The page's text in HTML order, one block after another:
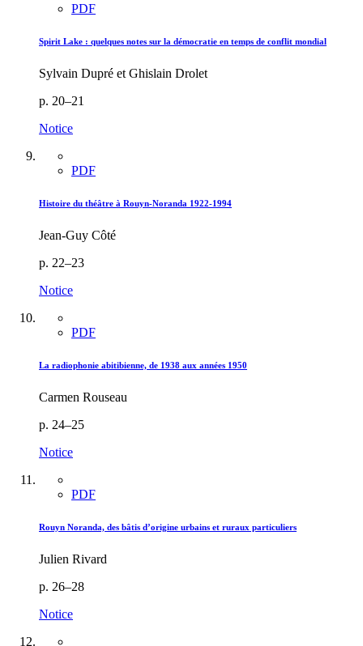
PDF
Spirit Lake : quelques notes sur la démocratie en temps de conflit mondial
Sylvain Dupré et Ghislain Drolet
p. 20–21
Notice
PDF
Histoire du théâtre à Rouyn-Noranda 1922-1994
Jean-Guy Côté
p. 22–23
Notice
PDF
La radiophonie abitibienne, de 1938 aux années 1950
Carmen Rouseau
p. 24–25
Notice
PDF
Rouyn Noranda, des bâtis d’origine urbains et ruraux particuliers
Julien Rivard
p. 26–28
Notice